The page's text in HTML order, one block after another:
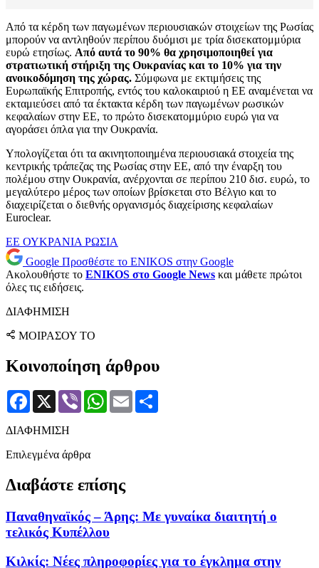
Από τα κέρδη των παγωμένων περιουσιακών στοιχείων της Ρωσίας
μπορούν να αντληθούν περίπου δυόμισι με τρία δισεκατομμύρια
ευρώ ετησίως. Από αυτά το 90% θα χρησιμοποιηθεί για
στρατιωτική στήριξη της Ουκρανίας και το 10% για την
ανοικοδόμηση της χώρας. Σύμφωνα με εκτιμήσεις της
Ευρωπαϊκής Επιτροπής, εντός του καλοκαιριού η ΕΕ αναμένεται να
εκταμιεύσει από τα έκτακτα κέρδη των παγωμένων ρωσικών
κεφαλαίων στην ΕΕ, το πρώτο δισεκατομμύριο ευρώ για να
αγοράσει όπλα για την Ουκρανία.
Υπολογίζεται ότι τα ακινητοποιημένα περιουσιακά στοιχεία της
κεντρικής τράπεζας της Ρωσίας στην ΕΕ, από την έναρξη του
πολέμου στην Ουκρανία, ανέρχονται σε περίπου 210 δισ. ευρώ, το
μεγαλύτερο μέρος των οποίων βρίσκεται στο Βέλγιο και το
διαχειρίζεται ο διεθνής οργανισμός διαχείρισης κεφαλαίων
Euroclear.
ΕΕ ΟΥΚΡΑΝΙΑ ΡΩΣΙΑ
Google Προσθέστε το ENIKOS στην Google
Ακολουθήστε το ENIKOS στο Google News και μάθετε πρώτοι
όλες τις ειδήσεις.
ΔΙΑΦΗΜΙΣΗ
ΜΟΙΡΑΣΟΥ ΤΟ
Κοινοποίηση άρθρου
Facebook
X Viber WhatsApp
Email
ΔΙΑΦΗΜΙΣΗ
Επιλεγμένα άρθρα
Διαβάστε επίσης
Παναθηναϊκός – Άρης: Με γυναίκα διαιτητή ο
τελικός Κυπέλλου
Κιλκίς: Νέες πληροφορίες για το έγκλημα στην